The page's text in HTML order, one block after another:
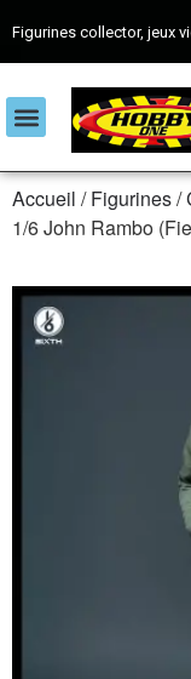
Figurines collector, jeux
Accueil /Figurines/
1/6 John Rambo